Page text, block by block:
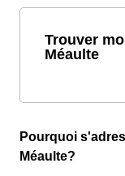
Trouver
Méaulte
Pourquoi
Méaulte?